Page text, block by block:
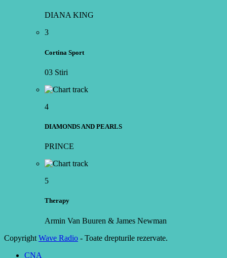
DIANA KING
3
Cortina Sport
03 Stiri
4
DIAMONDS AND PEARLS
PRINCE
5
Therapy
Armin Van Buuren & James Newman
Copyright Wave Radio - Toate drepturile rezervate.
CNA